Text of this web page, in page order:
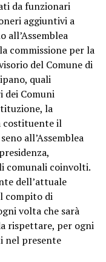
da funzionari
aggiuntivi a
all’Assemblea
commissione per la
del Comune di
quali
dei Comuni
la
costituente il
all’Assemblea
comunali coinvolti.
dell’attuale
compito di
volta che sarà
rispettare, per ogni
nel presente